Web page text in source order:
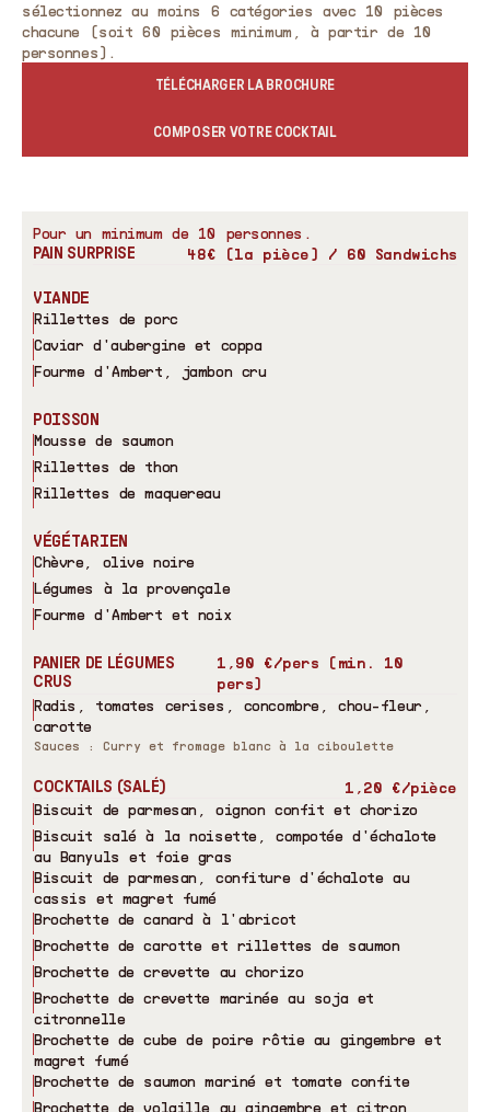
sélectionnez au moins 6 catégories avec 10 pièces
chacune (soit 60 pièces minimum, à partir de 10
personnes).
TÉLÉCHARGER LA BROCHURE
COMPOSER VOTRE COCKTAIL
Pour un minimum de 10 personnes.
PAIN SURPRISE 48€ (la pièce) / 60 Sandwichs
VIANDE
Rillettes de porc
Caviar d'aubergine et coppa
Fourme d'Ambert, jambon cru
POISSON
Mousse de saumon
Rillettes de thon
Rillettes de maquereau
VÉGÉTARIEN
Chèvre, olive noire
Légumes à la provençale
Fourme d'Ambert et noix
PANIER DE LÉGUMES
CRUS
1,90 €/pers (min. 10
pers)
Radis, tomates cerises, concombre, chou-fleur,
carotte
Sauces : Curry et fromage blanc à la ciboulette
COCKTAILS (SALÉ)
1,20 €/pièce
Biscuit de parmesan, oignon confit et chorizo
Biscuit salé à la noisette, compotée d'échalote
au Banyuls et foie gras
Biscuit de parmesan, confiture d'échalote au
cassis et magret fumé
Brochette de canard à l'abricot
Brochette de carotte et rillettes de saumon
Brochette de crevette au chorizo
Brochette de crevette marinée au soja et
citronnelle
Brochette de cube de poire rôtie au gingembre et
magret fumé
Brochette de saumon mariné et tomate confite
Brochette de volaille au gingembre et citron